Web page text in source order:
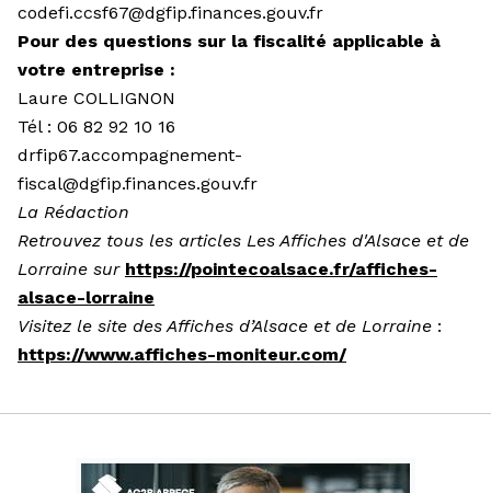
codefi.ccsf67@dgfip.finances.gouv.fr
Pour des questions sur la fiscalité applicable à
votre entreprise :
Laure COLLIGNON
Tél : 06 82 92 10 16
drfip67.accompagnement-
fiscal@dgfip.finances.gouv.fr
La Rédaction
Retrouvez tous les articles Les Affiches d'Alsace et de
Lorraine sur https://pointecoalsace.fr/affiches-
alsace-lorraine
Visitez le site des Affiches d’Alsace et de Lorraine :
https://www.affiches-moniteur.com/